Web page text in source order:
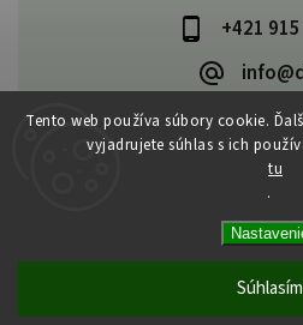
Tento web používa súbory cookie.
vyjadrujete súhlas s ich
tu
.
Súhlasím
+421
bifeedus | BIO | DIA |
práva
Shoptet |